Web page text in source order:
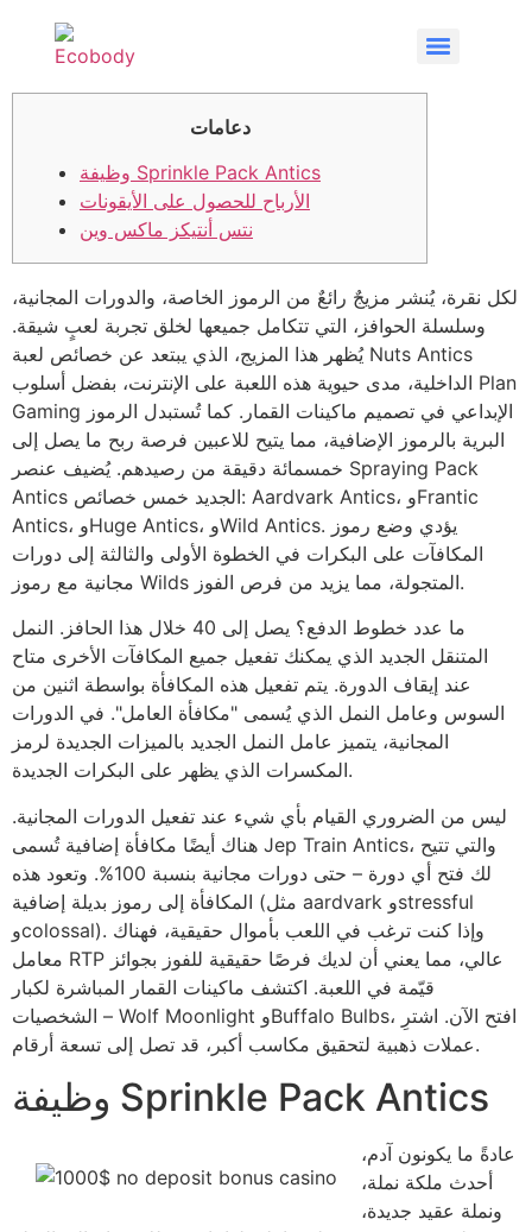
دعامات
وظيفة Sprinkle Pack Antics
الأرباح للحصول على الأيقونات
نتس أنتيكز ماكس وين
لكل نقرة، يُنشر مزيجٌ رائعٌ من الرموز الخاصة، والدورات المجانية،
وسلسلة الحوافز، التي تتكامل جميعها لخلق تجربة لعبٍ شيقة.
يُظهر هذا المزيج، الذي يبتعد عن خصائص لعبة Nuts Antics
الداخلية، مدى حيوية هذه اللعبة على الإنترنت، بفضل أسلوب Plan
Gaming الإبداعي في تصميم ماكينات القمار. كما تُستبدل الرموز
البرية بالرموز الإضافية، مما يتيح للاعبين فرصة ربح ما يصل إلى
خمسمائة دقيقة من رصيدهم. يُضيف عنصر Spraying Pack
Antics الجديد خمس خصائص: Aardvark Antics، وFrantic
Antics، وHuge Antics، وWild Antics. يؤدي وضع رموز
المكافآت على البكرات في الخطوة الأولى والثالثة إلى دورات
مجانية مع رموز Wilds المتجولة، مما يزيد من فرص الفوز.
ما عدد خطوط الدفع؟ يصل إلى 40 خلال هذا الحافز. النمل
المتنقل الجديد الذي يمكنك تفعيل جميع المكافآت الأخرى متاح
عند إيقاف الدورة. يتم تفعيل هذه المكافأة بواسطة اثنين من
السوس وعامل النمل الذي يُسمى "مكافأة العامل". في الدورات
المجانية، يتميز عامل النمل الجديد بالميزات الجديدة لرمز
المكسرات الذي يظهر على البكرات الجديدة.
ليس من الضروري القيام بأي شيء عند تفعيل الدورات المجانية.
هناك أيضًا مكافأة إضافية تُسمى Jep Train Antics، والتي تتيح
لك فتح أي دورة – حتى دورات مجانية بنسبة 100%. وتعود هذه
المكافأة إلى رموز بديلة إضافية (مثل aardvark وstressful
وcolossal). وإذا كنت ترغب في اللعب بأموال حقيقية، فهناك
معامل RTP عالي، مما يعني أن لديك فرصًا حقيقية للفوز بجوائز
قيّمة في اللعبة. اكتشف ماكينات القمار المباشرة لكبار
الشخصيات – Wolf Moonlight وBuffalo Bulbs، افتح الآن. اشترِ
عملات ذهبية لتحقيق مكاسب أكبر، قد تصل إلى تسعة أرقام.
وظيفة Sprinkle Pack Antics
عادةً ما يكونون آدم،
أحدث ملكة نملة،
ونملة عقيد جديدة،